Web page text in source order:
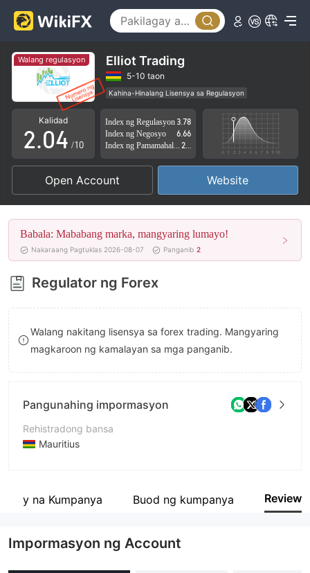
Walang regulasyon Elliot Trading
5-10 taon
Kahina-Hinalang Lisensya sa Regulasyon
Kahina-hinalang saklaw ng Negosyo
Mataas na potensyal na peligro
Kalidad
1
2
3
4
5
6
7
8
9
.0
1
2
3
4
5
6
7
8
0
1
2
3
4
5
6
7
8
9
/10
Index ng Regulasyon 3.78
Index ng Negosyo
6.66
2.84
Open Account Website
Babala: Mababang marka, mangyaring lumayo!
Nakaraang Pagtuklas 2026-08-07 Panganib 2
Regulator ng Forex
Walang nakitang lisensya sa forex trading. Mangyaring
magkaroon ng kamalayan sa mga panganib.
Pangunahing impormasyon
Rehistradong bansa
Mauritius
Kumpanya
na Kumpanya Buod ng kumpanya Review
Impormasyon ng Account